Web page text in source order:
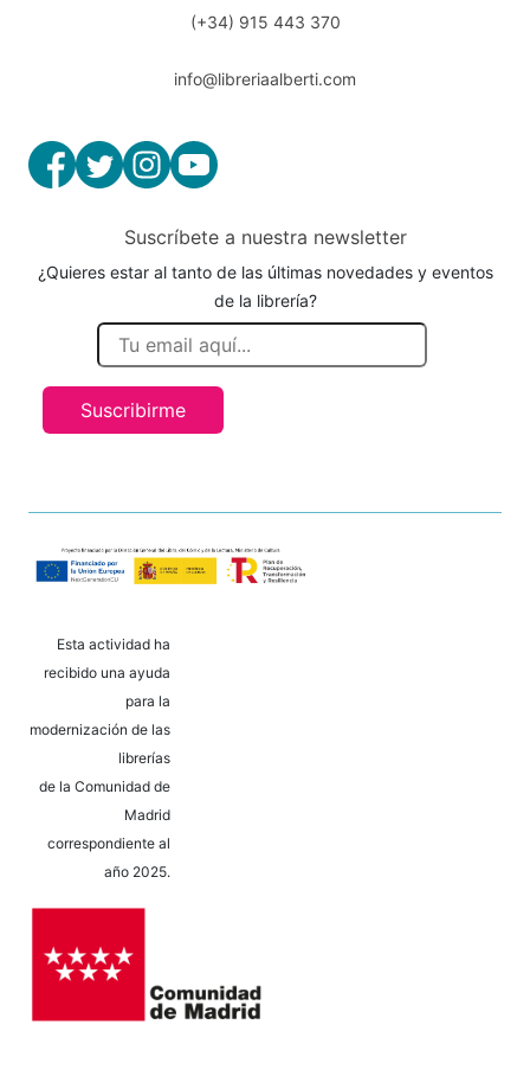
(+34) 915 443 370
info@libreriaalberti.com
Suscríbete a nuestra newsletter
¿Quieres estar al tanto de las últimas novedades y eventos
de la librería?
Suscribirme
Esta actividad ha
recibido una ayuda
para la
modernización de las
librerías
de la Comunidad de
Madrid
correspondiente al
año 2025.